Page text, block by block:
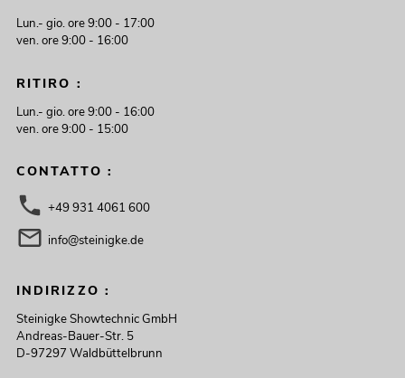
Lun.- gio. ore 9:00 - 17:00
ven. ore 9:00 - 16:00
RITIRO :
Lun.- gio. ore 9:00 - 16:00
ven. ore 9:00 - 15:00
CONTATTO :
+49 931 4061 600
info@steinigke.de
INDIRIZZO :
Steinigke Showtechnic GmbH
Andreas-Bauer-Str. 5
D-97297 Waldbüttelbrunn